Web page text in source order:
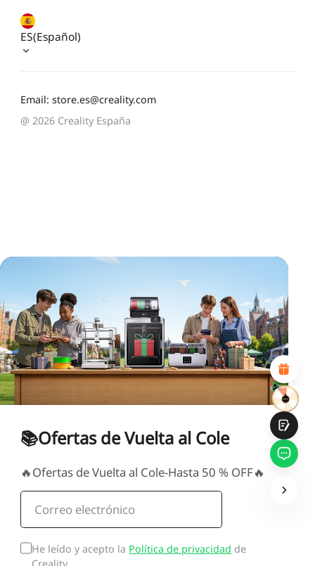
7
RAZONES DE SU SATISFACCIÓN
Diseño visual atractivo
Recomendaciones de productos adecuadas
Navegación y categorías claras
Contenido abundante
Carga rápida de la página
Email: store.es@creality.com
ES(Español)
@ 2026 Creality España
📚Ofertas de Vuelta al Cole
🔥Ofertas de Vuelta al Cole-Hasta 50 % OFF🔥
He leído y acepto la Política de privacidad de
Creality